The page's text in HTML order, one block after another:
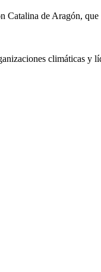
Catalina de Aragón,
climáticas y